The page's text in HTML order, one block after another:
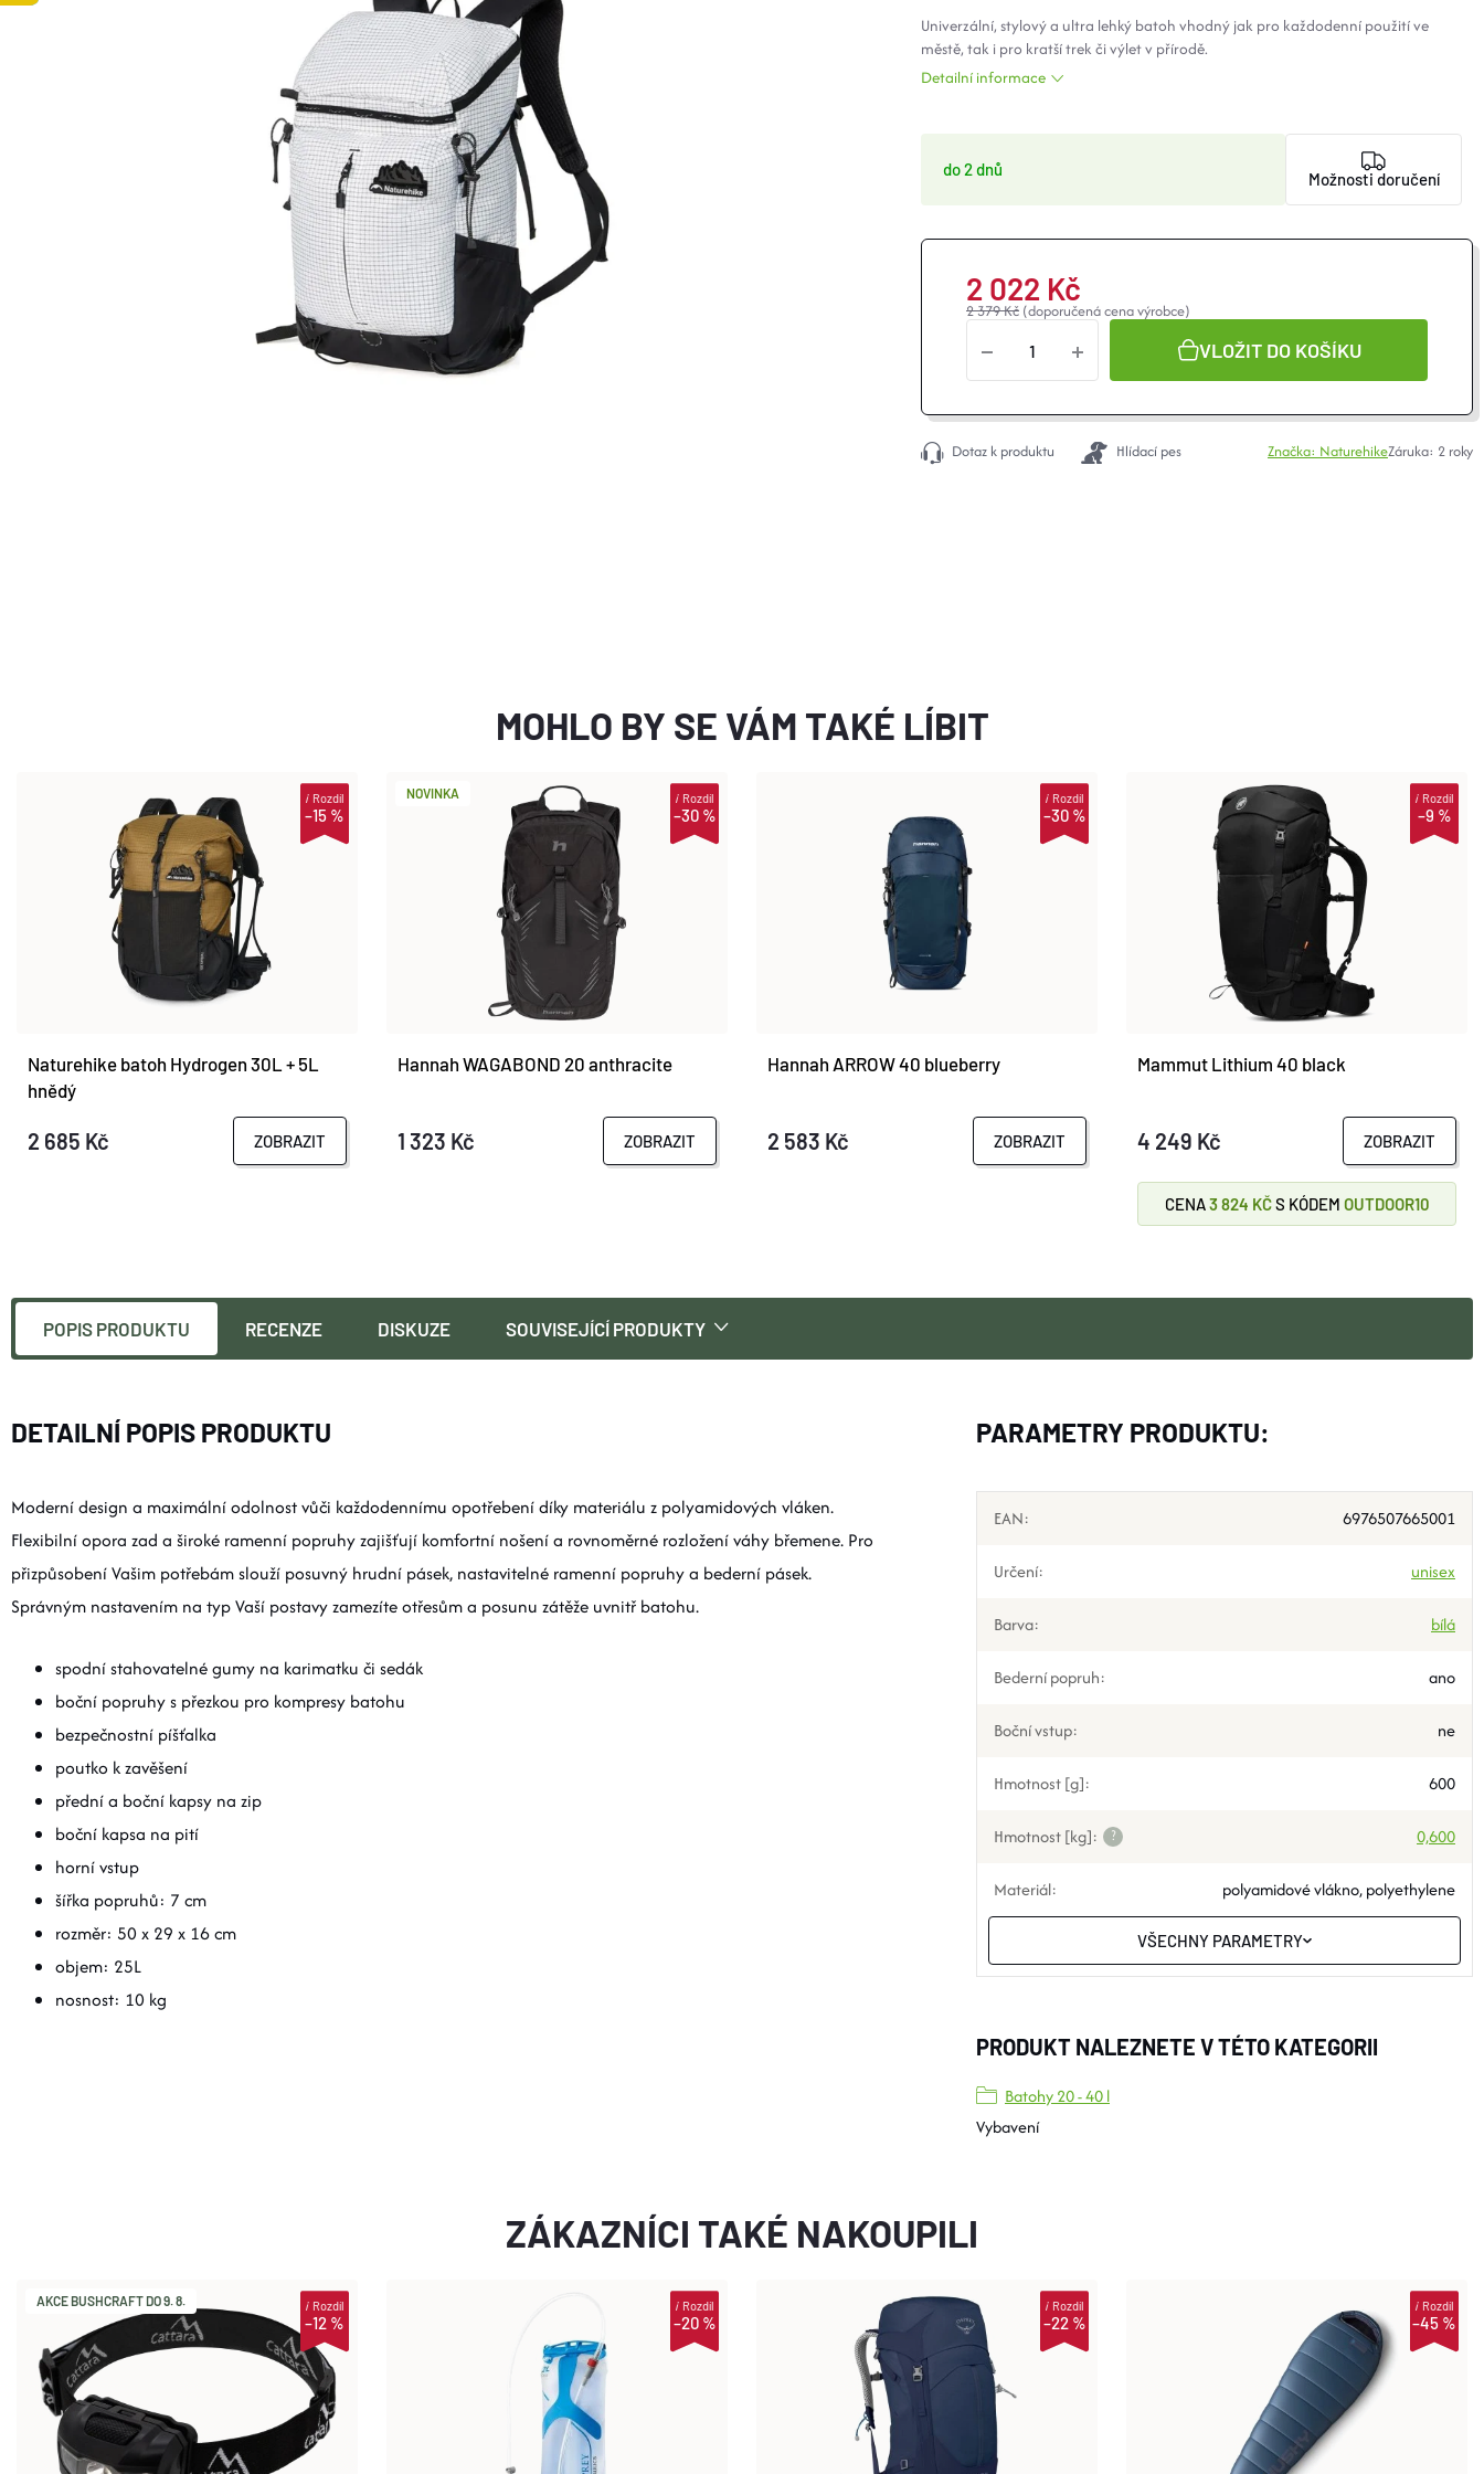
Univerzální, stylový a ultra lehký batoh vhodný jak pro každodenní použití ve
městě, tak i pro kratší trek či výlet v přírodě.
Detailní informace
do 2 dnů Možnosti doručení
2 379 Kč (doporučená cena výrobce)
2 022 Kč
VLOŽIT DO KOŠÍKU
Dotaz k produktu Hlídací pes Značka: NaturehikeZáruka: 2 roky
MOHLO BY SE VÁM TAKÉ LÍBIT
–15 %
iRozdíl
Naturehike batoh Hydrogen 30L + 5L
hnědý
2 685 Kč ZOBRAZIT
NOVINKA
–30 %
iRozdíl
Hannah WAGABOND 20 anthracite
1 323 Kč ZOBRAZIT
–30 %
iRozdíl
Hannah ARROW 40 blueberry
2 583 Kč ZOBRAZIT
–9 %
iRozdíl
Mammut Lithium 40 black
4 249 Kč ZOBRAZIT
CENA3 824 KČS KÓDEM OUTDOOR10
POPIS PRODUKTU RECENZE DISKUZE SOUVISEJÍCÍ PRODUKTY
DETAILNÍ POPIS PRODUKTU
Moderní design a maximální odolnost vůči každodennímu opotřebení díky materiálu z polyamidových vláken.
Flexibilní opora zad a široké ramenní popruhy zajišťují komfortní nošení a rovnoměrné rozložení váhy břemene. Pro
přizpůsobení Vašim potřebám slouží posuvný hrudní pásek, nastavitelné ramenní popruhy a bederní pásek.
Správným nastavením na typ Vaší postavy zamezíte otřesům a posunu zátěže uvnitř batohu.
spodní stahovatelné gumy na karimatku či sedák
boční popruhy s přezkou pro kompresy batohu
bezpečnostní píšťalka
poutko k zavěšení
přední a boční kapsy na zip
boční kapsa na pití
horní vstup
šířka popruhů: 7 cm
rozměr: 50 x 29 x 16 cm
objem: 25L
nosnost: 10 kg
PARAMETRY PRODUKTU:
EAN: 6976507665001
Určení: unisex
Barva: bílá
Bederní popruh: ano
Boční vstup: ne
Hmotnost [g]: 600
?
Hmotnost [kg]: 0,600
Materiál: polyamidové vlákno, polyethylene
VŠECHNY PARAMETRY
PRODUKT NALEZNETE V TÉTO KATEGORII
Batohy 20 - 40 l
Vybavení
ZÁKAZNÍCI TAKÉ NAKOUPILI
AKCE BUSHCRAFT DO 9. 8.
–12 %
iRozdíl
–20 %
iRozdíl
–22 %
iRozdíl
–45 %
iRozdíl